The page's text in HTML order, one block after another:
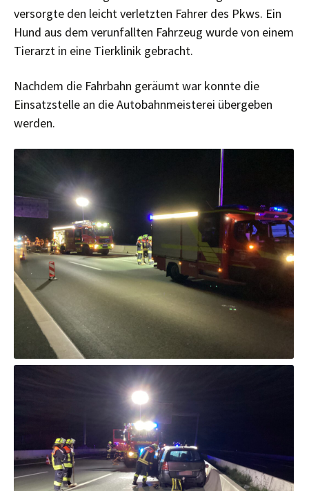
versorgte den leicht verletzten Fahrer des Pkws. Ein
Hund aus dem verunfallten Fahrzeug wurde von einem
Tierarzt in eine Tierklinik gebracht.
Nachdem die Fahrbahn geräumt war konnte die
Einsatzstelle an die Autobahnmeisterei übergeben
werden.